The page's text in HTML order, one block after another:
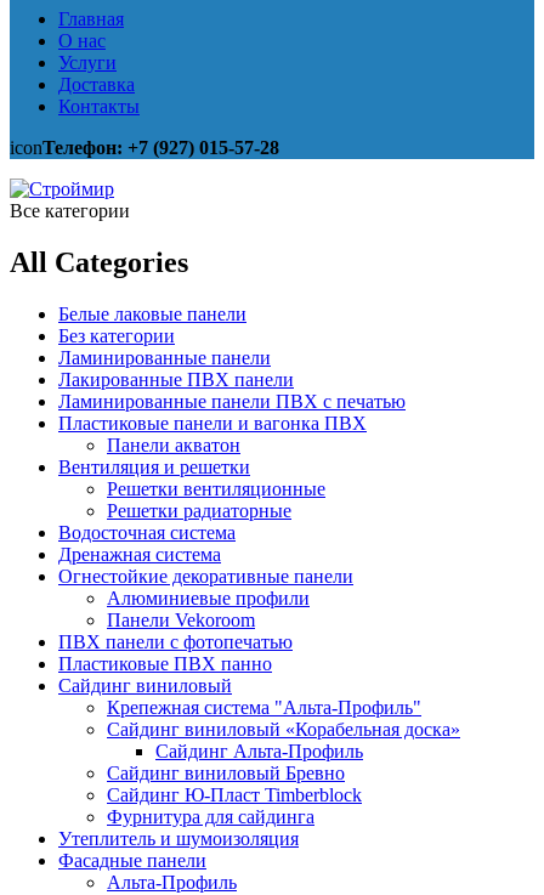
Главная
О нас
Услуги
Доставка
Контакты
iconТелефон: +7 (927) 015-57-28
Все категории
All Categories
Белые лаковые панели
Без категории
Ламинированные панели
Лакированные ПВХ панели
Ламинированные панели ПВХ с печатью
Пластиковые панели и вагонка ПВХ
Панели акватон
Вентиляция и решетки
Решетки вентиляционные
Решетки радиаторные
Водосточная система
Дренажная система
Огнестойкие декоративные панели
Алюминиевые профили
Панели Vekoroom
ПВХ панели с фотопечатью
Пластиковые ПВХ панно
Сайдинг виниловый
Крепежная система "Альта-Профиль"
Сайдинг виниловый «Корабельная доска»
Сайдинг Альта-Профиль
Сайдинг виниловый Бревно
Сайдинг Ю-Пласт Timberblock
Фурнитура для сайдинга
Утеплитель и шумоизоляция
Фасадные панели
Альта-Профиль